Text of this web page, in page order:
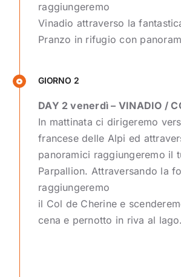
raggiungeremo
Vinadio attraverso la
Pranzo in rifugio con
GIORNO 2
DAY 2 venerdì – VINADIO /
In mattinata ci dirigeremo
francese delle Alpi ed
panoramici raggiungeremo il
Parpallion. Attraversando la
raggiungeremo
il Col de Cherine e
cena e pernotto in riva al lago.